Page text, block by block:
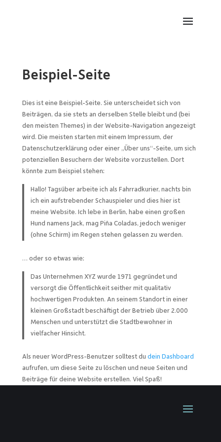
Beispiel-Seite
Dies ist eine Beispiel-Seite. Sie unterscheidet sich von
Beiträgen, da sie stets an derselben Stelle bleibt und (bei
den meisten Themes) in der Website-Navigation angezeigt
wird. Die meisten starten mit einem Impressum, der
Datenschutzerklärung oder einer „Über uns“-Seite, um sich
potenziellen Besuchern der Website vorzustellen. Dort
könnte zum Beispiel stehen:
Hallo! Tagsüber arbeite ich als Fahrradkurier, nachts bin
ich ein aufstrebender Schauspieler und dies hier ist
meine Website. Ich lebe in Berlin, habe einen großen
Hund namens Jack, mag Piña Coladas, jedoch weniger
(ohne Schirm) im Regen stehen gelassen zu werden.
… oder so etwas wie:
Das Unternehmen XYZ wurde 1971 gegründet und
versorgt die Öffentlichkeit seither mit qualitativ
hochwertigen Produkten. An seinem Standort in einer
kleinen Großstadt beschäftigt der Betrieb über 2.000
Menschen und unterstützt die Stadtbewohner in
vielfacher Hinsicht.
Als neuer WordPress-Benutzer solltest du dein Dashboard
aufrufen, um diese Seite zu löschen und neue Seiten und
Beiträge für deine Website erstellen. Viel Spaß!